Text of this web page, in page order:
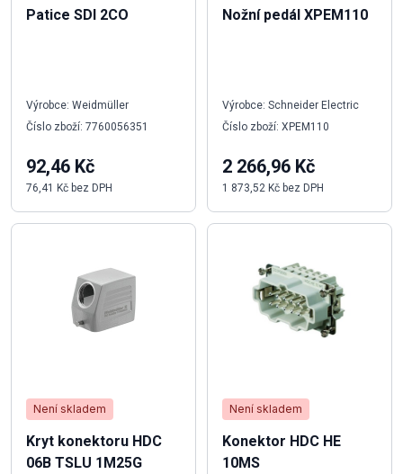
Patice SDI 2CO
Výrobce: Weidmüller
Číslo zboží: 7760056351
92,46 Kč
76,41 Kč bez DPH
Není skladem
Kryt konektoru HDC
06B TSLU 1M25G
Nožní pedál XPEM110
Výrobce: Schneider Electric
Číslo zboží: XPEM110
2 266,96 Kč
1 873,52 Kč bez DPH
Není skladem
Konektor HDC HE
10MS